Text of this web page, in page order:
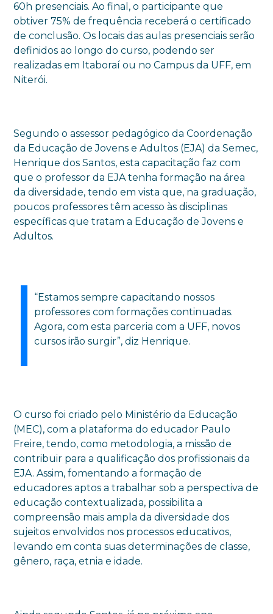
60h presenciais. Ao final, o participante que
obtiver 75% de frequência receberá o certificado
de conclusão. Os locais das aulas presenciais serão
definidos ao longo do curso, podendo ser
realizadas em Itaboraí ou no Campus da UFF, em
Niterói.
Segundo o assessor pedagógico da Coordenação
da Educação de Jovens e Adultos (EJA) da Semec,
Henrique dos Santos, esta capacitação faz com
que o professor da EJA tenha formação na área
da diversidade, tendo em vista que, na graduação,
poucos professores têm acesso às disciplinas
específicas que tratam a Educação de Jovens e
Adultos.
“Estamos sempre capacitando nossos
professores com formações continuadas.
Agora, com esta parceria com a UFF, novos
cursos irão surgir”, diz Henrique.
O curso foi criado pelo Ministério da Educação
(MEC), com a plataforma do educador Paulo
Freire, tendo, como metodologia, a missão de
contribuir para a qualificação dos profissionais da
EJA. Assim, fomentando a formação de
educadores aptos a trabalhar sob a perspectiva de
educação contextualizada, possibilita a
compreensão mais ampla da diversidade dos
sujeitos envolvidos nos processos educativos,
levando em conta suas determinações de classe,
gênero, raça, etnia e idade.